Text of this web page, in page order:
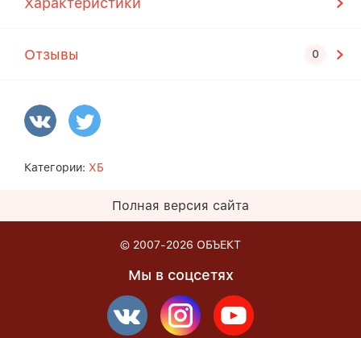
Отзывы
Категории: ХБ
Полная версия сайта
© 2007-2026 ОБЪЕКТ
Мы в соцсетях